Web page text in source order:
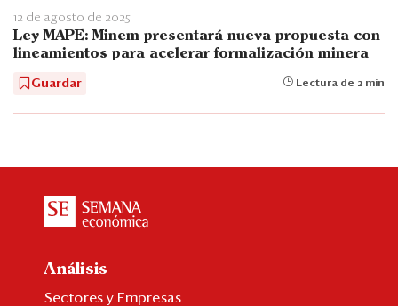
12 de agosto de 2025
Ley MAPE: Minem presentará nueva propuesta con
lineamientos para acelerar formalización minera
Guardar Lectura de 2 min
Análisis
Sectores y Empresas